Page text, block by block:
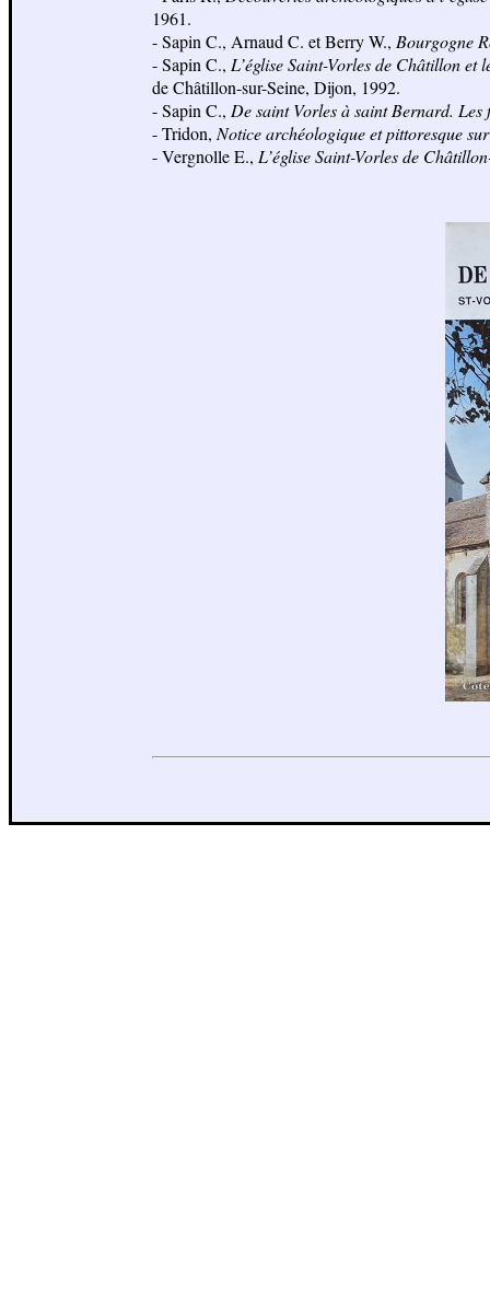
1961.
- Sapin C., Arnaud C. et Berry W., Bourgogne
- Sapin C., L’église Saint-Vorles de Châtillon et
de Châtillon-sur-Seine, Dijon, 1992.
- Sapin C., De saint Vorles à saint Bernard.
- Tridon, Notice archéologique et pittoresque
- Vergnolle E., L’église Saint-Vorles de